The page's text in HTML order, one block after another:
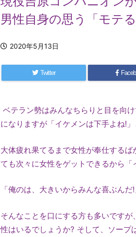
男性自身の思う「モテ
2020年5月13日
Twitter
ベテラン勢はみんなちらりと目を向
になりますが「イケメンは下手よね!」
大体疲れ果てるまで女性が奉仕する
ても次々に女性をゲットできるから「
「俺のは、大きいからみんな喜ぶんだ!
そんなことを口にする方も多いです
性はいるでしょうか? そして、ソープ